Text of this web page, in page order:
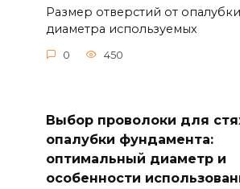
Размер отверстий от
диаметра используемых
0 450
Выбор проволоки для
опалубки фундамента:
оптимальный диаметр и
особенности